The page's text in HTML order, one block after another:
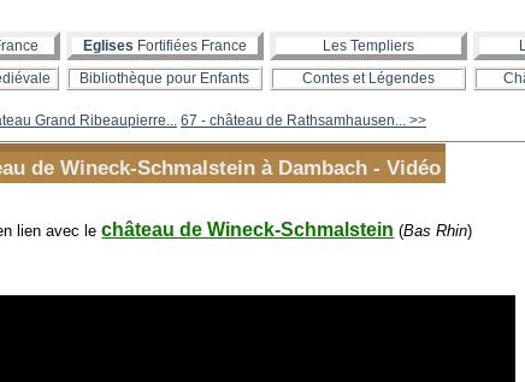
Eglises Fortifiées France Les Templiers
Bibliothèque pour Enfants Contes et Légendes
Grand Ribeaupierre... 67 - château de Rathsamhausen... >>
de Wineck-Schmalstein à Dambach - Vidéo
lien avec lechâteau de Wineck-Schmalstein (Bas Rhin)